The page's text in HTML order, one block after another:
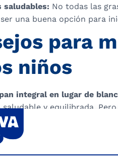
saludables: No todas las
una buena opción para
para
niños
integral en lugar de
saludable y equilibrada.
proceso mediante el
de fibra y de algunas
integrales.
los cereales o el muesli